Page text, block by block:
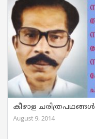
കീഴാള ചരിത്രപഥങ്ങള്‍
August 9, 2014